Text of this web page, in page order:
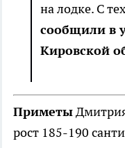
на лодке. С
сообщили в
Кировской
Приметы
рост 185-190